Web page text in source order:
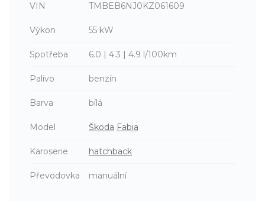
VIN TMBEB6NJ0KZ061609
Výkon 55 kW
Spotřeba 6.0 | 4.3 | 4.9 l/100km
Palivo benzín
Barva bílá
Model Škoda Fabia
Karoserie hatchback
Převodovka manuální